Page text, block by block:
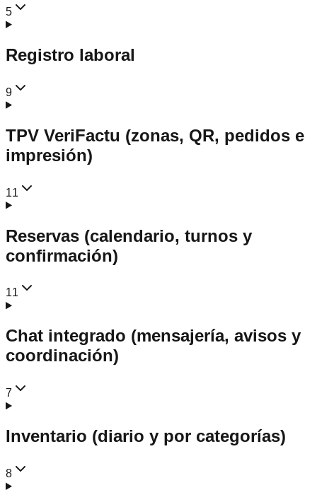
5
Registro laboral
9
TPV VeriFactu (zonas, QR, pedidos e
impresión)
11
Reservas (calendario, turnos y
confirmación)
11
Chat integrado (mensajería, avisos y
coordinación)
7
Inventario (diario y por categorías)
8